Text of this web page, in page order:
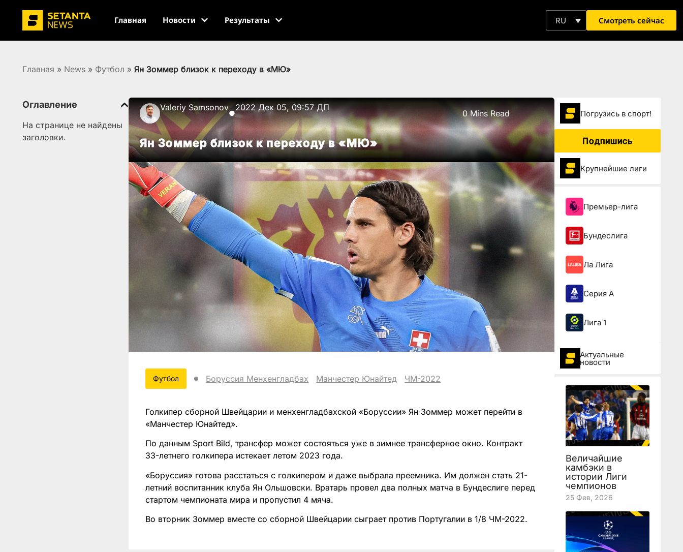
Главная Новости Результаты RU Смотреть сейчас
Главная » News » Футбол » Ян Зоммер близок к переходу в «МЮ»
Оглавление
На странице не найдены
заголовки.
Valeriy Samsonov
●
2022 Дек 05, 09:57 ДП
0 Mins Read
Ян Зоммер близок к переходу в «МЮ»
Футбол Боруссия Менхенгладбах Манчестер Юнайтед ЧМ-2022
Голкипер сборной Швейцарии и менхенгладбахской «Боруссии» Ян Зоммер может перейти в
«Манчестер Юнайтед».
По данным Sport Bild, трансфер может состояться уже в зимнее трансферное окно. Контракт
33-летнего голкипера истекает летом 2023 года.
«Боруссия» готова расстаться с голкипером и даже выбрала преемника. Им должен стать 21-
летний воспитанник клуба Ян Ольшовски. Вратарь провел два полных матча в Бундеслиге перед
стартом чемпионата мира и пропустил 4 мяча.
Во вторник Зоммер вместе со сборной Швейцарии сыграет против Португалии в 1/8 ЧМ-2022.
Погрузиcь в спорт!
Подпишись
Крупнейшие лиги
Премьер-лига
Бундеслига
Ла Лига
Серия А
Лига 1
Актуальные
новости
Величайшие
камбэки в
истории Лиги
чемпионов
25 Фев, 2026